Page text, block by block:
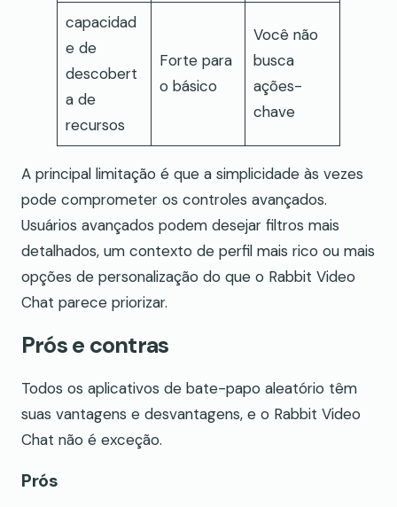
capacidad
e de
descobert
a de
recursos
Forte para
o básico
Você não
busca
ações-
chave
A principal limitação é que a simplicidade às vezes
pode comprometer os controles avançados.
Usuários avançados podem desejar filtros mais
detalhados, um contexto de perfil mais rico ou mais
opções de personalização do que o Rabbit Video
Chat parece priorizar.
Prós e contras
Todos os aplicativos de bate-papo aleatório têm
suas vantagens e desvantagens, e o Rabbit Video
Chat não é exceção.
Prós